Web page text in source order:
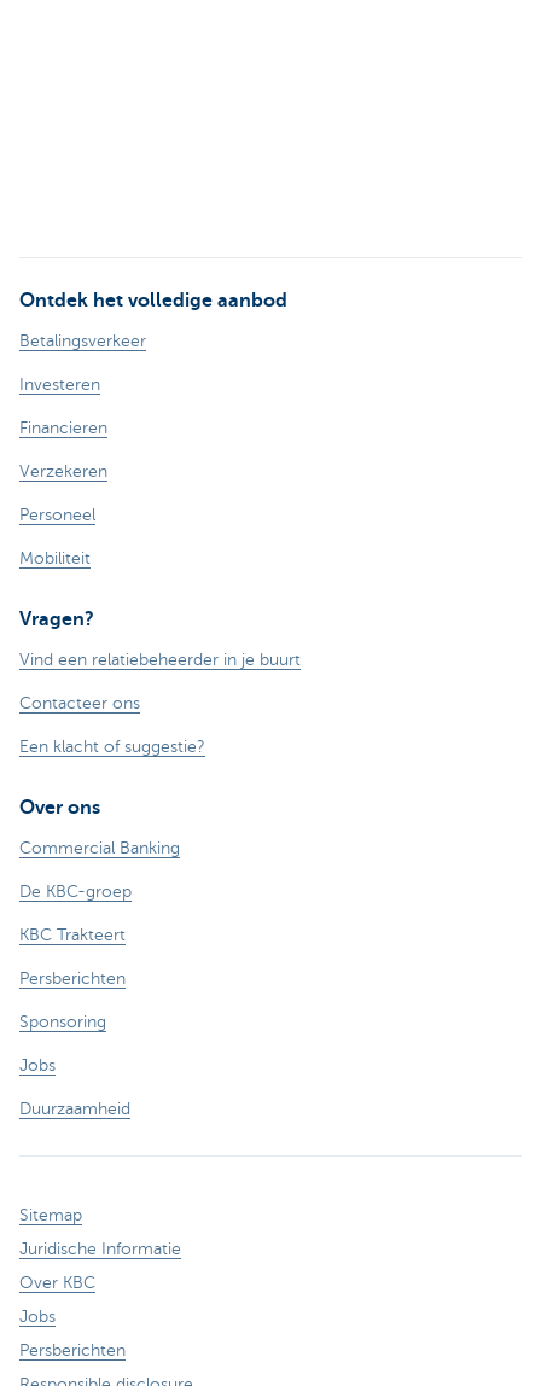
Ontdek het volledige aanbod
Betalingsverkeer
Investeren
Financieren
Verzekeren
Personeel
Mobiliteit
Vragen?
Vind een relatiebeheerder in je buurt
Contacteer ons
Een klacht of suggestie?
Over ons
Commercial Banking
De KBC-groep
KBC Trakteert
Persberichten
Sponsoring
Jobs
Duurzaamheid
Sitemap
Juridische Informatie
Over KBC
Jobs
Persberichten